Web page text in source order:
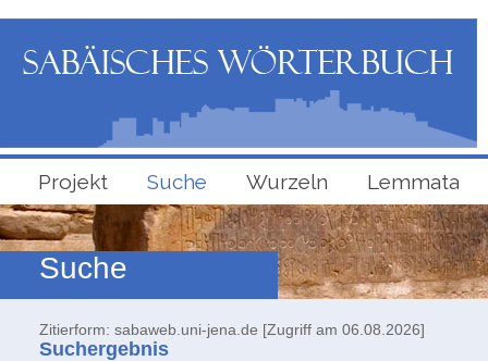
Projekt Suche Wurzeln Lemmata
Suche
Zitierform: sabaweb.uni-jena.de [Zugriff am 06.08.2026]
Suchergebnis